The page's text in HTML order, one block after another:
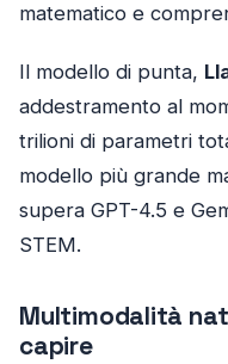
matematico e
Il modello di punta,
addestramento al
trilioni di parametri
modello più grande
supera GPT-4.5 e
STEM.
Multimodalità
capire